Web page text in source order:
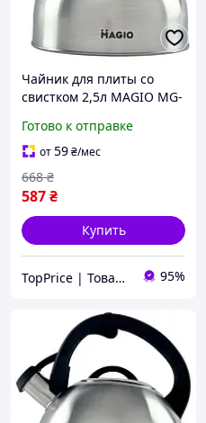
Чайник для плиты со
свистком 2,5л MAGIO MG-
(TPiz14999)
Готово к отправке
от59₴/мес
587₴
668 ₴
Купить
TopPrice | Товары по ТОП-цене 95%